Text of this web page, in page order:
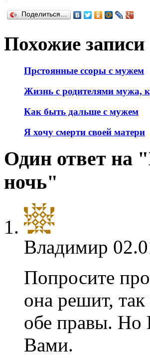
Поделиться…
Похожие записи
Прстоянные ссоры с мужем
Жизнь с родителями мужа,
Как быть дальше с мужем
Я хочу смерти своей матери
Один ответ на
ночь"
Владимир
Попросите
она решит,
обе правы. Но
Вами.